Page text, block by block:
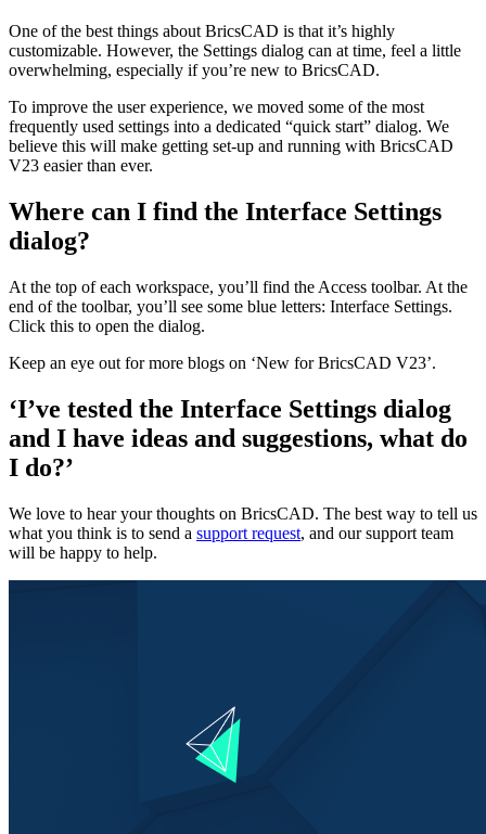
One of the best things about BricsCAD is that it’s highly
customizable. However, the Settings dialog can at time, feel a little
overwhelming, especially if you’re new to BricsCAD.
To improve the user experience, we moved some of the most
frequently used settings into a dedicated “quick start” dialog. We
believe this will make getting set-up and running with BricsCAD
V23 easier than ever.
Where can I find the Interface Settings
dialog?
At the top of each workspace, you’ll find the Access toolbar. At the
end of the toolbar, you’ll see some blue letters: Interface Settings.
Click this to open the dialog.
Keep an eye out for more blogs on ‘New for BricsCAD V23’.
‘I’ve tested the Interface Settings dialog
and I have ideas and suggestions, what do
I do?’
We love to hear your thoughts on BricsCAD. The best way to tell us
what you think is to send a support request, and our support team
will be happy to help.